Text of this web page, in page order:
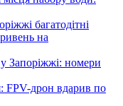
багатодітні
на
Запоріжжі: номери
FPV-дрон вдарив по